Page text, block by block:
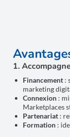
1.
Financement:
marketing
Connexion:
Marketplaces
Partenariat:
Formation: